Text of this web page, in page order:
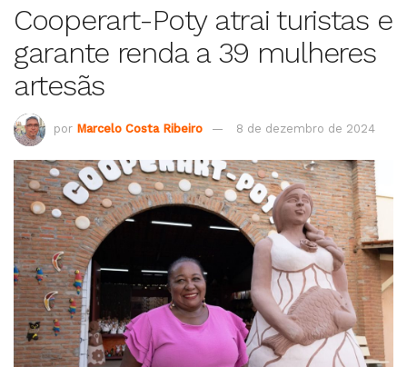
Cooperart-Poty atrai turistas e
garante renda a 39 mulheres
artesãs
por Marcelo Costa Ribeiro 8 de dezembro de 2024